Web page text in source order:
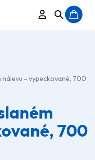
Přihlášení
Hledat
nálevu - vypeckované, 700
700